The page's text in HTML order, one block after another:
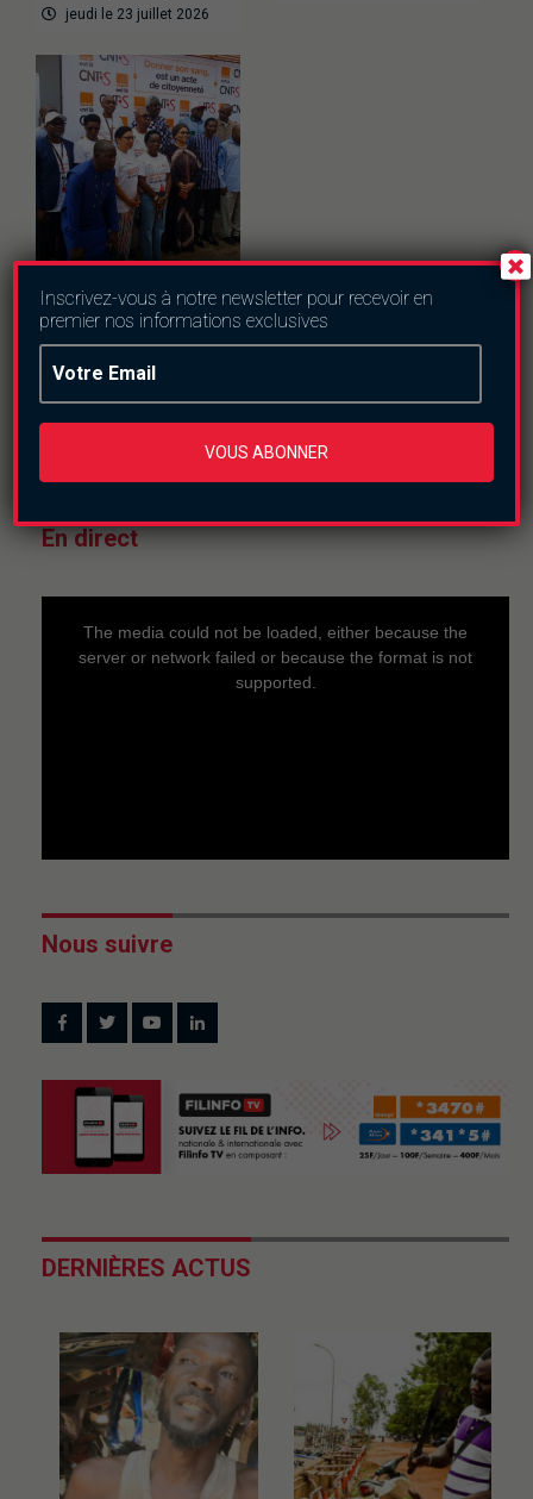
jeudi le 23 juillet 2026
Caravane de don de
2 500 poches en
deux mois
En direct
The media could not be loaded, either because the
server or network failed or because the format is not
supported.
Nous suivre
DERNIÈRES ACTUS
Inscrivez-vous à notre newsletter pour recevoir en
premier nos informations exclusives
VOUS ABONNER